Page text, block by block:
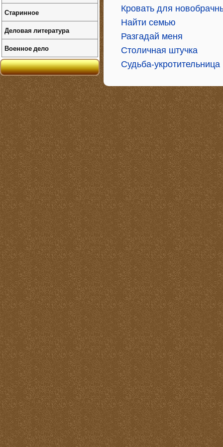
Кровать для
Найти семью
Разгадай меня
Столичная штучка
Судьба-укротительница
Старинное
Деловая литература
Военное дело